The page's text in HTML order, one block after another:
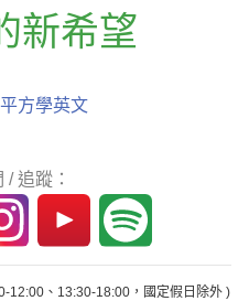
新希望
方學英文
/ 追蹤：
12:00、13:30-18:00，國定假日除外 )